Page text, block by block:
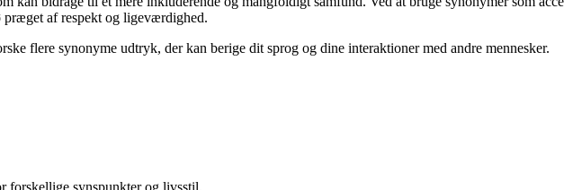
af respekt og ligeværdighed.
flere synonyme udtryk, der kan berige dit sprog og dine interaktioner med andre mennesker.
forskellige synspunkter og livsstil.